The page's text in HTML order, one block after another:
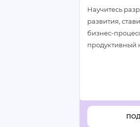
Научитесь
развития,
бизнес-
продуктивный